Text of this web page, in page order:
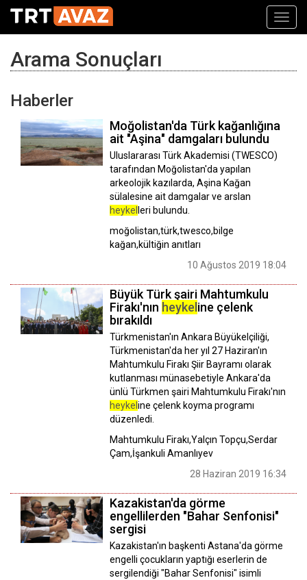
Arama Sonuçları
Haberler
Moğolistan'da Türk kağanlığına
ait "Aşina" damgaları bulundu
Uluslararası Türk Akademisi (TWESCO)
tarafından Moğolistan'da yapılan
arkeolojik kazılarda, Aşina Kağan
sülalesine ait damgalar ve arslan
heykel leri bulundu.
moğolistan,türk,twesco,bilge
kağan,kültiğin anıtları
10 Ağustos 2019 18:04
Büyük Türk şairi Mahtumkulu
Firakı'nın heykel ine çelenk
bırakıldı
Türkmenistan'ın Ankara Büyükelçiliği,
Türkmenistan'da her yıl 27 Haziran'ın
Mahtumkulu Firakı Şiir Bayramı olarak
kutlanması münasebetiyle Ankara'da
ünlü Türkmen şairi Mahtumkulu Firakı'nın
heykel ine çelenk koyma programı
düzenledi.
Mahtumkulu Firakı,Yalçın Topçu,Serdar
Çam,İşankuli Amanlıyev
28 Haziran 2019 16:34
Kazakistan'da görme
engellilerden "Bahar Senfonisi"
sergisi
Kazakistan'ın başkenti Astana'da görme
engelli çocukların yaptığı eserlerin de
sergilendiği "Bahar Senfonisi" isimli